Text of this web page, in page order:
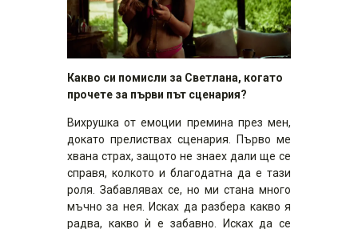
Какво си помисли за Светлана, когато
прочете за първи път сценария?
Вихрушка от емоции премина през мен,
докато прелиствах сценария. Първо ме
хвана страх, защото не знаех дали ще се
справя, колкото и благодатна да е тази
роля. Забавлявах се, но ми стана много
мъчно за нея. Исках да разбера какво я
радва, какво ѝ е забавно. Исках да се